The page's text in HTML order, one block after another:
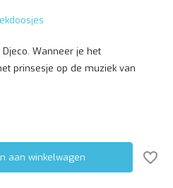
Wanneer je het
prinsesje op de muziek van
aan winkelwagen